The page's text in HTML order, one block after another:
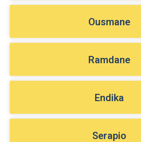
Ousmane
Ramdane
Endika
Serapio